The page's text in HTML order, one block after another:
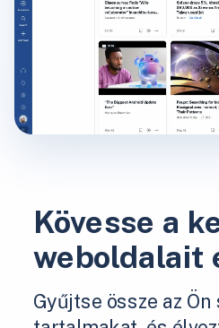
Kövesse a
weboldalait
Gyűjtse össze az